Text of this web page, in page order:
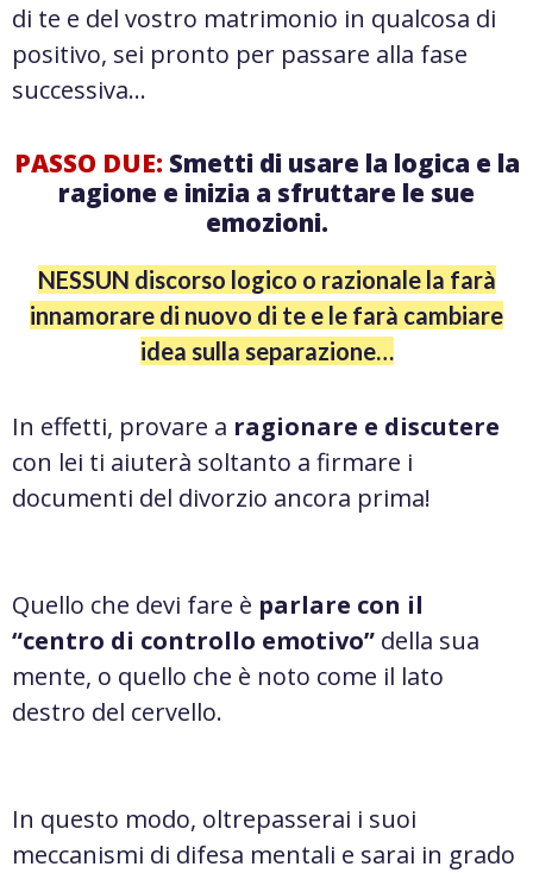
di te e del vostro matrimonio in qualcosa di
positivo, sei pronto per passare alla fase
successiva…
PASSO DUE: Smetti di usare la logica e la
ragione e inizia a sfruttare le sue
emozioni.
NESSUN discorso logico o razionale la farà
innamorare di nuovo di te e le farà cambiare
idea sulla separazione…
In effetti, provare a ragionare e discutere
con lei ti aiuterà soltanto a firmare i
documenti del divorzio ancora prima!
Quello che devi fare è parlare con il
“centro di controllo emotivo” della sua
mente, o quello che è noto come il lato
destro del cervello.
In questo modo, oltrepasserai i suoi
meccanismi di difesa mentali e sarai in grado